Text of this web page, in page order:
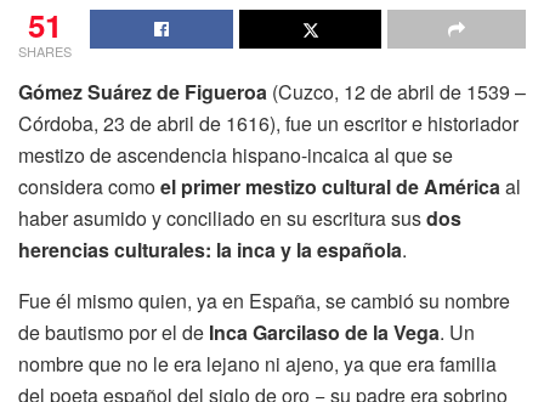
51
SHARES
Gómez Suárez de Figueroa (Cuzco, 12 de abril de 1539 –
Córdoba, 23 de abril de 1616), fue un escritor e historiador
mestizo de ascendencia hispano-incaica al que se
considera comoel primer mestizo cultural de América al
haber asumido y conciliado en su escritura susdos
herencias culturales: la inca y la española.
Fue él mismo quien, ya en España, se cambió su nombre
de bautismo por el de Inca Garcilaso de la Vega. Un
nombre que no le era lejano ni ajeno, ya que era familia
del poeta español del siglo de oro − su padre era sobrino